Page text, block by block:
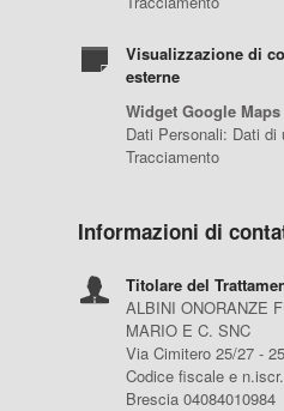
Visualizzazione di
esterne
Widget Google Maps
Dati Personali: Dati
Tracciamento
Informazioni di
Titolare del
ALBINI ONORANZE
MARIO E C. SNC
Via Cimitero 25/27 -
Codice fiscale e
Brescia 04084010984